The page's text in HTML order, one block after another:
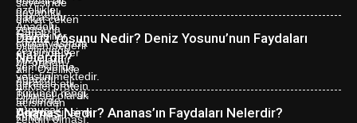
Deniz Yosunu Nedir? Deniz Yosunu’nun Faydaları
Nelerdir?
Ananas Nedir? Ananas’ın Faydaları Nelerdir?